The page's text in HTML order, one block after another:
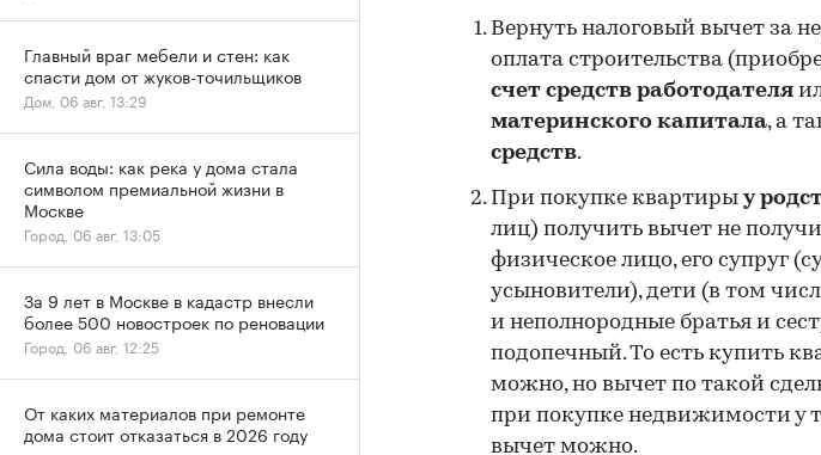
Вернуть налоговый вычет за
оплата строительства
счет средств работодателя
материнского капитала, а
средств.
При покупке квартиры у
лиц) получить вычет не
физическое лицо, его супруг
усыновители), дети (в том
и неполнородные братья и
подопечный. То есть купить
можно, но вычет по такой
при покупке недвижимости у
вычет можно.
Главный враг мебели и стен: как
спасти дом от жуков-точильщиков
Дом, 06 авг, 13:29
Сила воды: как река у дома стала
символом премиальной жизни в
Москве
Город, 06 авг, 13:05
За 9 лет в Москве в кадастр внесли
более 500 новостроек по реновации
Город, 06 авг, 12:25
От каких материалов при ремонте
дома стоит отказаться в 2026 году